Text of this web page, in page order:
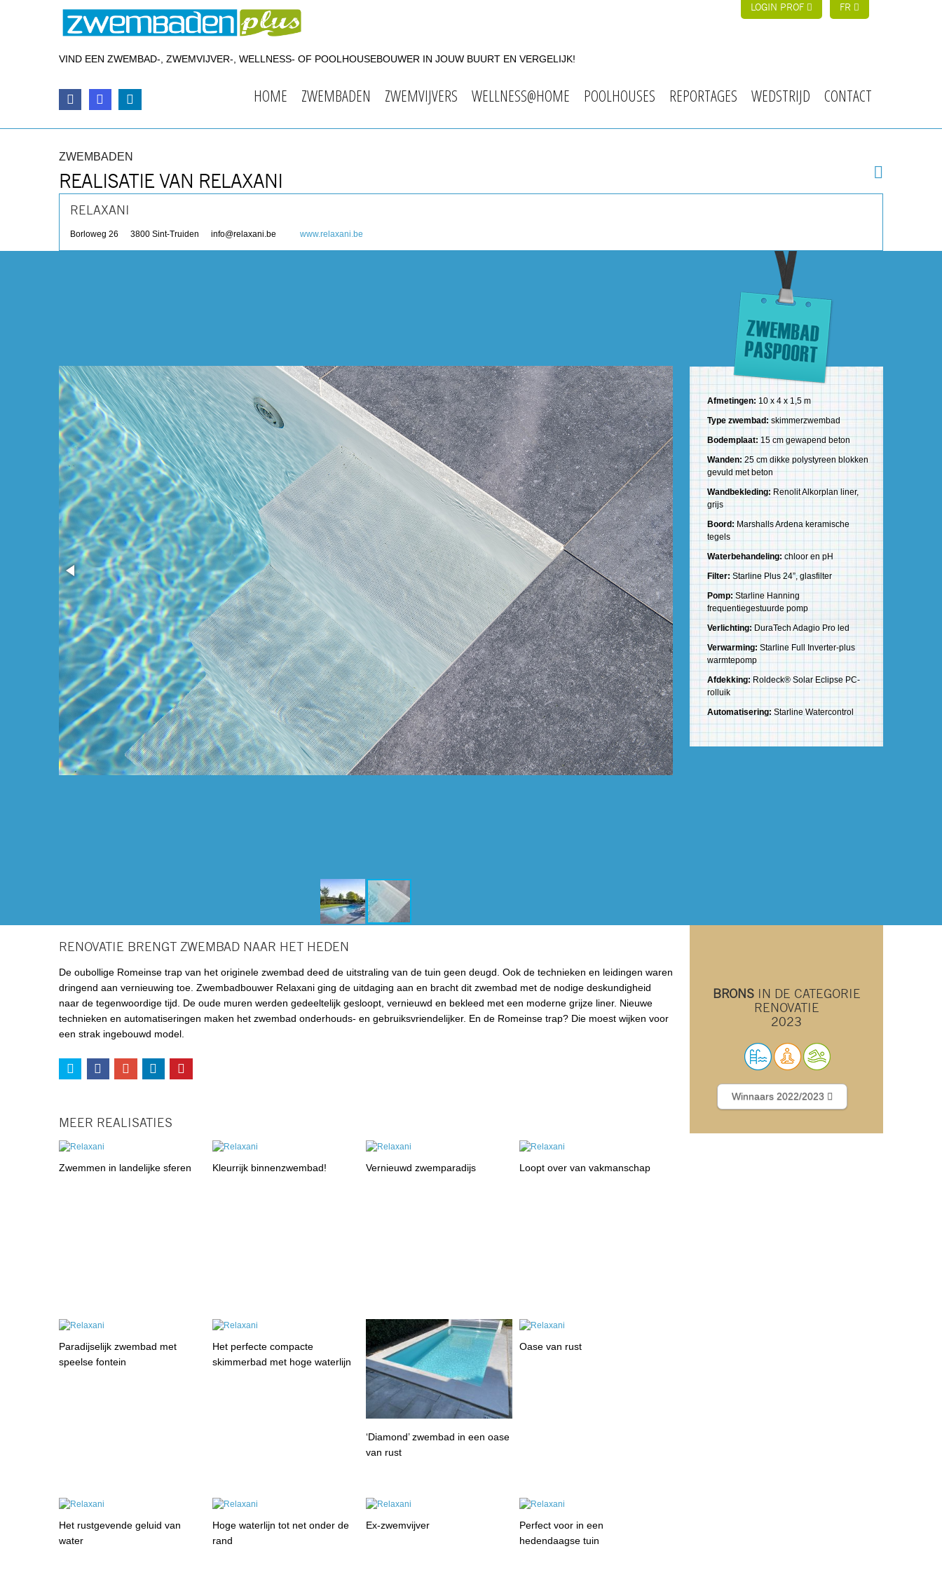
LOGIN PROF FR
VIND EEN ZWEMBAD-, ZWEMVIJVER-, WELLNESS- OF POOLHOUSEBOUWER IN JOUW BUURT EN VERGELIJK!
HOME ZWEMBADEN ZWEMVIJVERS WELLNESS@HOME POOLHOUSES REPORTAGES WEDSTRIJD CONTACT
ZWEMBADEN
REALISATIE VAN RELAXANI
RELAXANI
Borloweg 26 3800 Sint-Truiden info@relaxani.be www.relaxani.be
Afmetingen:10 x 4 x 1,5 m
Type zwembad:skimmerzwembad
Bodemplaat: 15 cm gewapend beton
Wanden: 25 cm dikke polystyreen blokken
gevuld met beton
Wandbekleding: Renolit Alkorplan liner,
grijs
Boord: Marshalls Ardena keramische
tegels
Waterbehandeling:chloor en pH
Filter:Starline Plus 24”, glasfilter
Pomp: Starline Hanning
frequentiegestuurde pomp
Verlichting: DuraTech Adagio Pro led
Verwarming: Starline Full Inverter-plus
warmtepomp
Afdekking: Roldeck® Solar Eclipse PC-
rolluik
Automatisering: Starline Watercontrol
RENOVATIE BRENGT ZWEMBAD NAAR HET HEDEN
De oubollige Romeinse trap van het originele zwembad deed de uitstraling van de tuin geen deugd. Ook de technieken en leidingen waren
dringend aan vernieuwing toe. Zwembadbouwer Relaxani ging de uitdaging aan en bracht dit zwembad met de nodige deskundigheid
naar de tegenwoordige tijd. De oude muren werden gedeeltelijk gesloopt, vernieuwd en bekleed met een moderne grijze liner. Nieuwe
technieken en automatiseringen maken het zwembad onderhouds- en gebruiksvriendelijker. En de Romeinse trap? Die moest wijken voor
een strak ingebouwd model.
MEER REALISATIES
Zwemmen in landelijke sferen Kleurrijk binnenzwembad! Vernieuwd zwemparadijs Loopt over van vakmanschap
Paradijselijk zwembad met
speelse fontein
Het perfecte compacte
skimmerbad met hoge waterlijn
‘Diamond’ zwembad in een oase
van rust
Oase van rust
Het rustgevende geluid van
water
Hoge waterlijn tot net onder de
rand
Ex-zwemvijver
Perfect voor in een
hedendaagse tuin
BRONSIN DE CATEGORIE
RENOVATIE
2023
Winnaars 2022/2023